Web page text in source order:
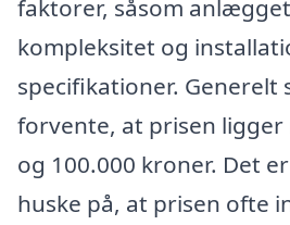
faktorer, såsom
kompleksitet og
specifikationer. Generelt
forvente, at prisen ligger
og 100.000 kroner. Det
huske på, at prisen ofte